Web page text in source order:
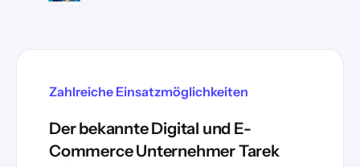
Zahlreiche Einsatzmöglichkeiten
Der bekannte Digital und E-
Commerce Unternehmer Tarek